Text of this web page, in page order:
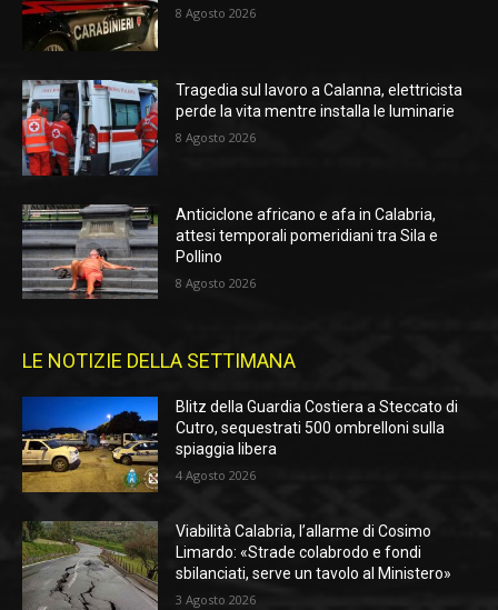
8 Agosto 2026
Tragedia sul lavoro a Calanna, elettricista
perde la vita mentre installa le luminarie
8 Agosto 2026
Anticiclone africano e afa in Calabria,
attesi temporali pomeridiani tra Sila e
Pollino
8 Agosto 2026
LE NOTIZIE DELLA SETTIMANA
Blitz della Guardia Costiera a Steccato di
Cutro, sequestrati 500 ombrelloni sulla
spiaggia libera
4 Agosto 2026
Viabilità Calabria, l’allarme di Cosimo
Limardo: «Strade colabrodo e fondi
sbilanciati, serve un tavolo al Ministero»
3 Agosto 2026